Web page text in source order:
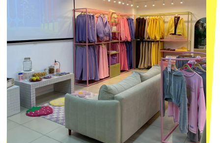
ТРК «Европолис Ростокино»
ул. Проспект Мира, 211 к2
с 10-00 до 22-00
Москва
смотреть в Яндекс.Картах